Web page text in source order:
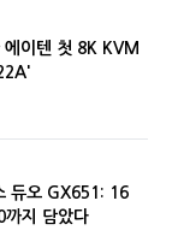
에이텐 첫 8K KVM
듀오 GX651: 16
까지 담았다